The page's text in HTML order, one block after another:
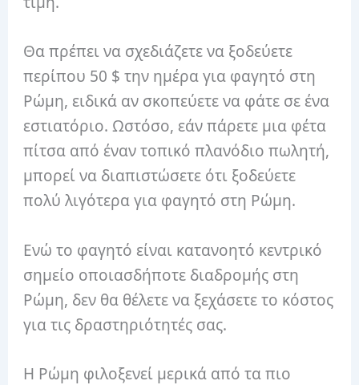
Θα πρέπει να σχεδιάζετε να ξοδεύετε
περίπου 50 $ την ημέρα για φαγητό στη
Ρώμη, ειδικά αν σκοπεύετε να φάτε σε ένα
εστιατόριο. Ωστόσο, εάν πάρετε μια φέτα
πίτσα από έναν τοπικό πλανόδιο πωλητή,
μπορεί να διαπιστώσετε ότι ξοδεύετε
πολύ λιγότερα για φαγητό στη Ρώμη.
Ενώ το φαγητό είναι κατανοητό κεντρικό
σημείο οποιασδήποτε διαδρομής στη
Ρώμη, δεν θα θέλετε να ξεχάσετε το κόστος
για τις δραστηριότητές σας.
Η Ρώμη φιλοξενεί μερικά από τα πιο